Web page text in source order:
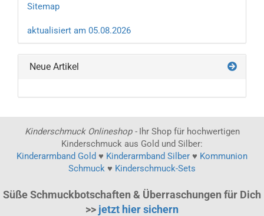
Sitemap
aktualisiert am 05.08.2026
Neue Artikel
Kinderschmuck Onlineshop - Ihr Shop für hochwertigen
Kinderschmuck aus Gold und Silber:
Kinderarmband Gold ♥ Kinderarmband Silber ♥ Kommunion
Schmuck ♥ Kinderschmuck-Sets
Süße Schmuckbotschaften & Überraschungen für Dich
>> jetzt hier sichern